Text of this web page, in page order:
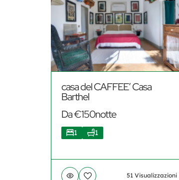
casa del CAFFEE’ Casa
Barthel
Da €150notte
1 1
51 Visualizzazioni